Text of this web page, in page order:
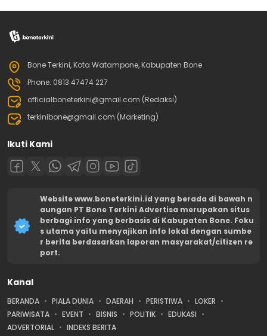
Bone Terkini, Kota Watampone, Kabupaten Bone
Phone: 0813 47474 227
officialboneterkini@gmail.com (Redaksi)
terkinibone@gmail.com (Marketing)
Ikuti Kami
Website www.boneterkini.id yang berada di bawah n
aungan PT Bone Terkini Advertisa merupakan situs
berbagi info yang berbasis di Kabupaten Bone. Foku
s utama yaitu menyajikan info lokal dengan sumbe
r berita berdasarkan laporan masyarakat/citizen re
port.
Kanal
BERANDA PIALA DUNIA DAERAH PERISTIWA
LOKER
PARIWISATA
EVENT BISNIS POLITIK
EDUKASI
ADVERTORIAL
INDEKS BERITA